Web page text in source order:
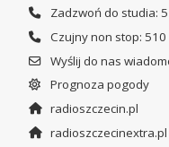
Zadzwoń do studia:
Czujny non stop:
Wyślij do nas
Prognoza pogody
radioszczecin.pl
radioszczecinextra.pl